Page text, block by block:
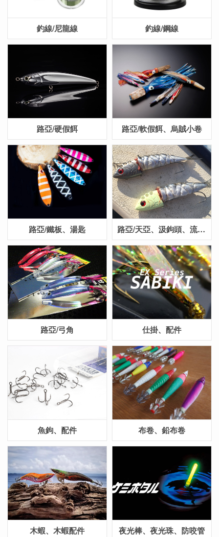
釣線/尼龍線 釣線/鋼線
路亞/硬假餌 路亞/軟假餌、烏賊小卷
路亞/鐵板、湯匙 路亞/天亞、汲鉤頭、流動丸
路亞/弓角 仕掛、配件
魚鉤、配件 布卷、鉛布卷
木蝦、木蝦配件 夜光棒、夜光珠、防咬管